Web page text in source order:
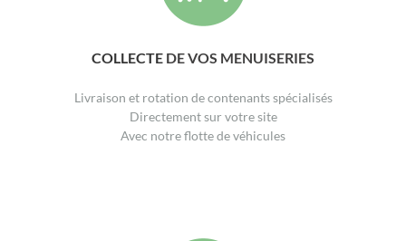
COLLECTE DE VOS MENUISERIES
Livraison et rotation de contenants spécialisés
Directement sur votre site
Avec notre flotte de véhicules